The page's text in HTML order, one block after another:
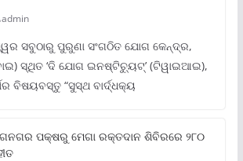
admin
ସବୁଠାରୁ ପୁରୁଣା ସଂଗଠିତ ଯୋଗ କେନ୍ଦ୍ର,
ସ୍ଥିତ ‘ଦି ଯୋଗ ଇନଷ୍ଟିଚ୍ୟୁଟ୍‌’ (ଟିୱାଇଆଇ),
ବିଷୟବସ୍ତୁ “ସୁସ୍ଥ ବାର୍ଦ୍ଧକ୍ୟ
ପକ୍ଷରୁ ମେଗା ରକ୍ତଦାନ ଶିବିରରେ ୨୮୦